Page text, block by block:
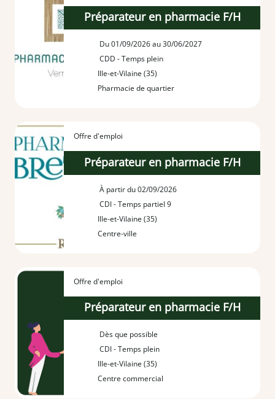
Préparateur en pharmacie F/H
Du 01/09/2026 au 30/06/2027
CDD - Temps plein
Ille-et-Vilaine (35)
Pharmacie de quartier
Offre d'emploi
Préparateur en pharmacie F/H
À partir du 02/09/2026
CDI - Temps partiel 9
Ille-et-Vilaine (35)
Centre-ville
Offre d'emploi
Préparateur en pharmacie F/H
Dès que possible
CDI - Temps plein
Ille-et-Vilaine (35)
Centre commercial